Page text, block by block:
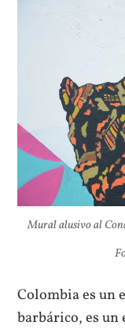
Mural alusivo al
Colombia es un
barbárico, es un